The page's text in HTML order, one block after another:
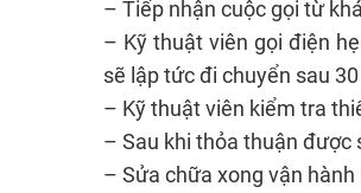
– Tiếp nhận cuộc gọi từ
– Kỹ thuật viên gọi điện
sẽ lập tức đi chuyển sau
– Kỹ thuật viên kiểm tra
– Sau khi thỏa thuận được
– Sửa chữa xong vận